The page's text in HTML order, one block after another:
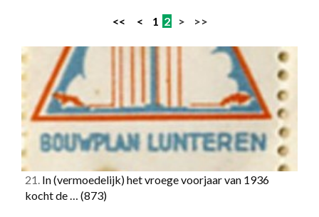
<< < 1 2 > >>
21. In (vermoedelijk) het vroege voorjaar van 1936
kocht de … (873)